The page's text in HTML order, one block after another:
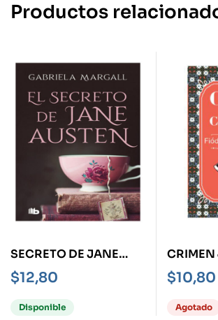
Productos
SECRETO DE JANE
AUSTEN, EL
$12,80
Disponible
CRIMEN
$10,80
Agotado